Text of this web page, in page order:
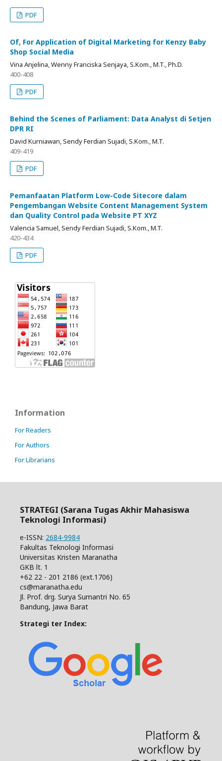
PDF
Of, For Application of Digital Marketing for Kenzy Baby
Shop Social Media
Vina Anjelina, Wenny Franciska Senjaya, S.Kom., M.T., Ph.D.
400-408
PDF
Behind the Scenes of Parliament: Data Analyst di Setjen
DPR RI
David Kurniawan, Sendy Ferdian Sujadi, S.Kom., M.T.
409-419
PDF
Pemanfaatan Platform Low-Code Sitecore dalam
Pengembangan Website Content Management System
dan Quality Control pada Website PT XYZ
Valencia Samuel, Sendy Ferdian Sujadi, S.Kom., M.T.
420-434
PDF
Information
For Readers
For Authors
For Librarians
STRATEGI (Sarana Tugas Akhir Mahasiswa
Teknologi Informasi)
e-ISSN: 2684-9984
Fakultas Teknologi Informasi
Universitas Kristen Maranatha
GKB lt. 1
+62 22 - 201 2186 (ext.1706)
cs@maranatha.edu
Jl. Prof. drg. Surya Sumantri No. 65
Bandung, Jawa Barat
Strategi ter Index: